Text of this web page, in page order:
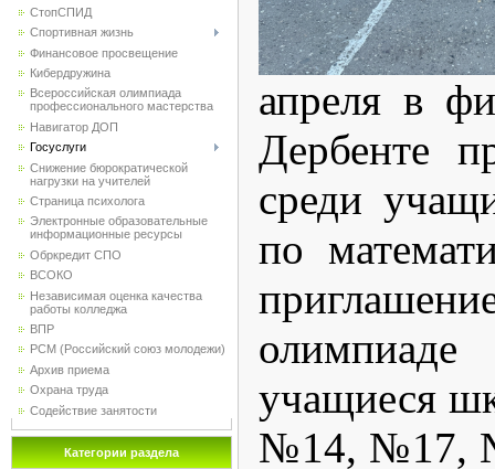
CтопСПИД
Спортивная жизнь
Финансовое просвещение
Кибердружина
Всероссийская олимпиада
профессионального мастерства
Навигатор ДОП
Госуслуги
Снижение бюрократической
нагрузки на учителей
Страница психолога
Электронные образовательные
информационные ресурсы
Обркредит СПО
ВСОКО
Независимая оценка качества
работы колледжа
ВПР
РСМ (Российский союз молодежи)
Архив приема
Охрана труда
Содействие занятости
Категории раздела
апреля в
Дербенте
среди
по
учащиеся
№14, №17,